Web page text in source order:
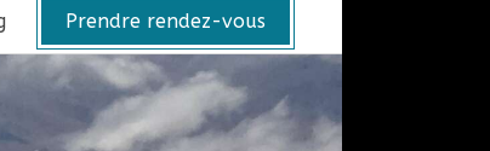
Prendre rendez-vous